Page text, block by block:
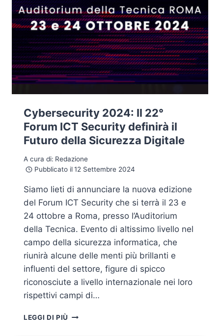
Cybersecurity 2024: Il 22°
Forum ICT Security definirà il
Futuro della Sicurezza Digitale
A cura di: Redazione
Pubblicato il 12 Settembre 2024
Siamo lieti di annunciare la nuova edizione
del Forum ICT Security che si terrà il 23 e
24 ottobre a Roma, presso l’Auditorium
della Tecnica. Evento di altissimo livello nel
campo della sicurezza informatica, che
riunirà alcune delle menti più brillanti e
influenti del settore, figure di spicco
riconosciute a livello internazionale nei loro
rispettivi campi di…
LEGGI DI PIÙ CYBERSECURITY